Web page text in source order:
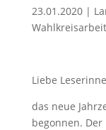
23.01.2020|
Liebe
das neue
begonnen.